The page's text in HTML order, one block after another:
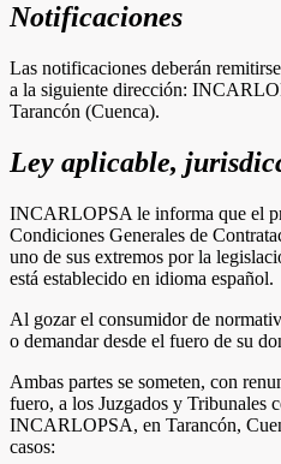
Notificaciones
Las notificaciones deberán
a la siguiente dirección:
Tarancón (Cuenca).
Ley aplicable,
INCARLOPSA le informa que el
Condiciones Generales de
uno de sus extremos por la
está establecido en idioma español.
Al gozar el consumidor de
o demandar desde el fuero de su
Ambas partes se someten, con
fuero, a los Juzgados y Tribunales
INCARLOPSA, en Tarancón,
casos: